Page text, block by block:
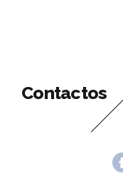
Contactos